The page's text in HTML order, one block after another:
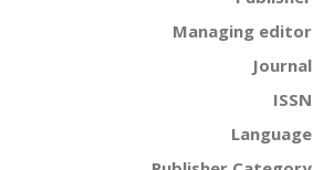
Managing editor
Journal
ISSN
Language